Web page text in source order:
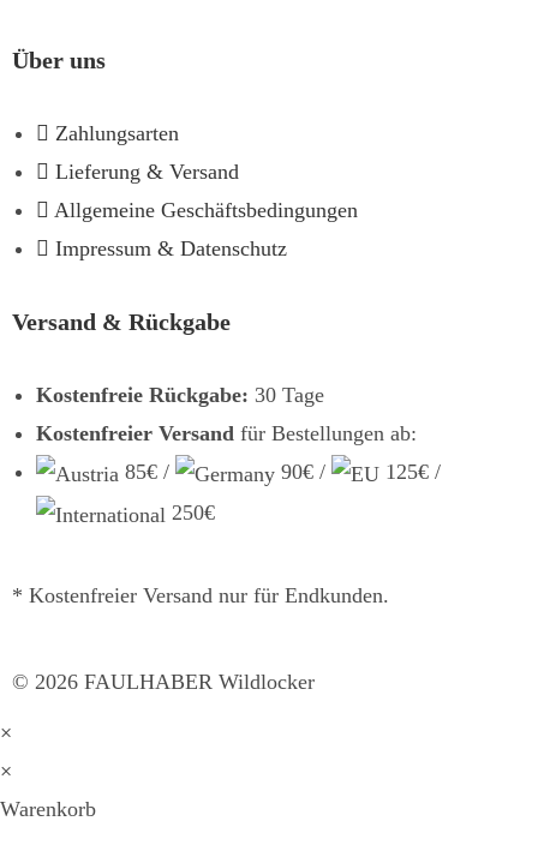
Über uns
Zahlungsarten
Lieferung & Versand
Allgemeine Geschäftsbedingungen
Impressum & Datenschutz
Versand & Rückgabe
Kostenfreie Rückgabe: 30 Tage
Kostenfreier Versand für Bestellungen ab:
85€ /
90€ /
125€ /
250€
* Kostenfreier Versand nur für Endkunden.
© 2026 FAULHABER Wildlocker
×
×
Warenkorb